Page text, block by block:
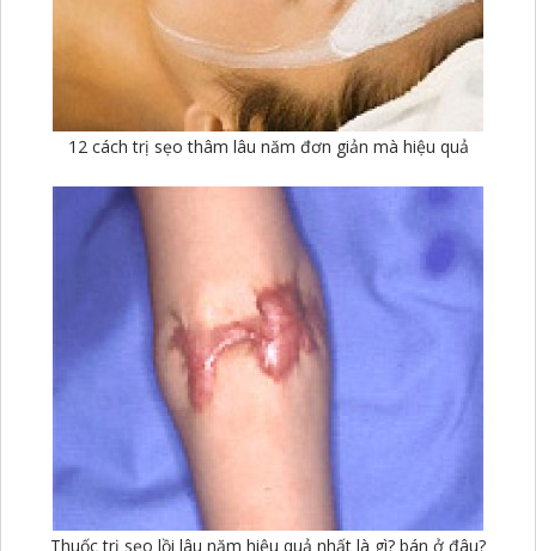
12 cách trị sẹo thâm lâu năm đơn giản mà hiệu quả
Thuốc trị sẹo lồi lâu năm hiệu quả nhất là gì? bán ở đâu?